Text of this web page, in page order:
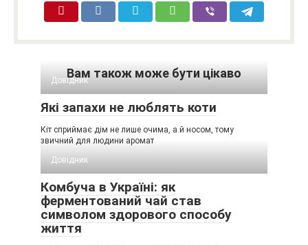
Вам також може бути цікаво
Довідник
Які запахи не люблять коти
Кіт сприймає дім не лише очима, а й носом, тому
звичний для людини аромат
Довідник
Комбуча в Україні: як
ферментований чай став
символом здорового способу
життя